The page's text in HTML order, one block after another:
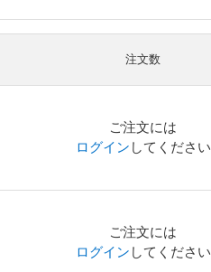
注文数
ご注文には
ログイン してください
ご注文には
ログイン してください